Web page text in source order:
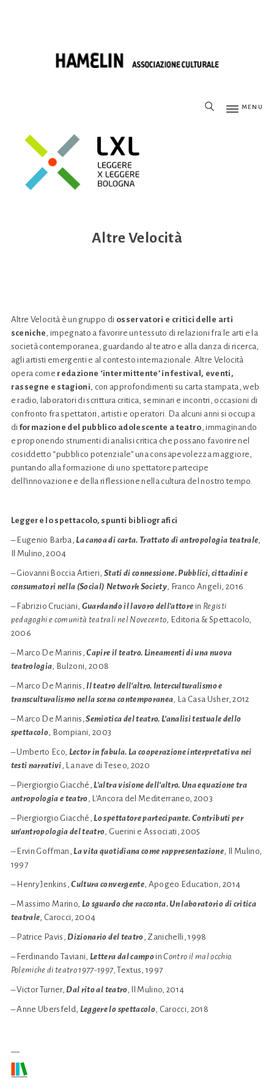
MENU
Altre Velocità
Altre Velocità è un gruppo di osservatori e critici delle arti
sceniche , impegnato a favorire un tessuto di relazioni fra le arti e la
società contemporanea, guardando al teatro e alla danza di ricerca,
agli artisti emergenti e al contesto internazionale. Altre Velocità
opera come redazione ‘intermittente’ in festival, eventi,
rassegne e stagioni , con approfondimenti su carta stampata, web
e radio, laboratori di scrittura critica, seminari e incontri, occasioni di
confronto fra spettatori, artisti e operatori. Da alcuni anni si occupa
di formazione del pubblico adolescente a teatro , immaginando
e proponendo strumenti di analisi critica che possano favorire nel
cosiddetto “pubblico potenziale” una consapevolezza maggiore,
puntando alla formazione di uno spettatore partecipe
dell’innovazione e della riflessione nella cultura del nostro tempo.
Leggere lo spettacolo, spunti bibliografici
– Eugenio Barba, La canoa di carta. Trattato di antropologia teatrale
Il Mulino, 2004
– Giovanni Boccia Artieri, Stati di connessione. Pubblici, cittadini e
consumatori nella (Social) Network Society , Franco Angeli, 2016
– Fabrizio Cruciani, Guardando il lavoro dell’attore in Registi
pedagoghi e comunità teatrali nel Novecento , Editoria & Spettacolo,
2006
– Marco De Marinis,Capire il teatro. Lineamenti di una nuova
teatrologia , Bulzoni, 2008
– Marco De Marinis, Il teatro dell’altro. Interculturalismo e
transculturalismo nella scena contemporanea , La Casa Usher, 2012
– Marco De Marinis ,Semiotica del teatro. L’analisi testuale dello
spettacolo, Bompiani, 2003
– Umberto Eco, Lector in fabula. La cooperazione interpretativa nei
testi narrativi , La nave di Teseo, 2020
– Piergiorgio Giacché, L’altra visione dell’altro. Una equazione tra
antropologia e teatro , L’Ancora del Mediterraneo, 2003
– Piergiorgio Giacché, Lo spettatore partecipante. Contributi per
un’antropologia del teatro , Guerini e Associati, 2005
– Ervin Goffman, La vita quotidiana come rappresentazione , Il Mulino,
1997
– Henry Jenkins,Cultura convergente, Apogeo Education, 2014
– Massimo Marino, Lo sguardo che racconta. Un laboratorio di critica
teatrale , Carocci, 2004
– Patrice Pavis, Dizionario del teatro , Zanichelli, 1998
– Ferdinando Taviani, Lettera dal campoinContro il mal occhio.
Polemiche di teatro 1977-1997, Textus, 1997
– Victor Turner, Dal rito al teatro Il Mulino, 2014
– Anne Ubersfeld, Leggere lo spettacolo, Carocci, 2018